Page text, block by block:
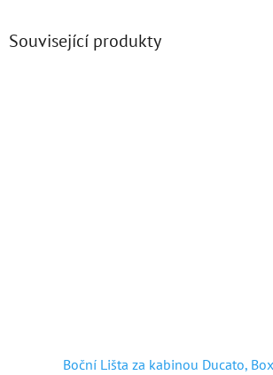
Související produkty
Boční Lišta za kabinou Ducato,